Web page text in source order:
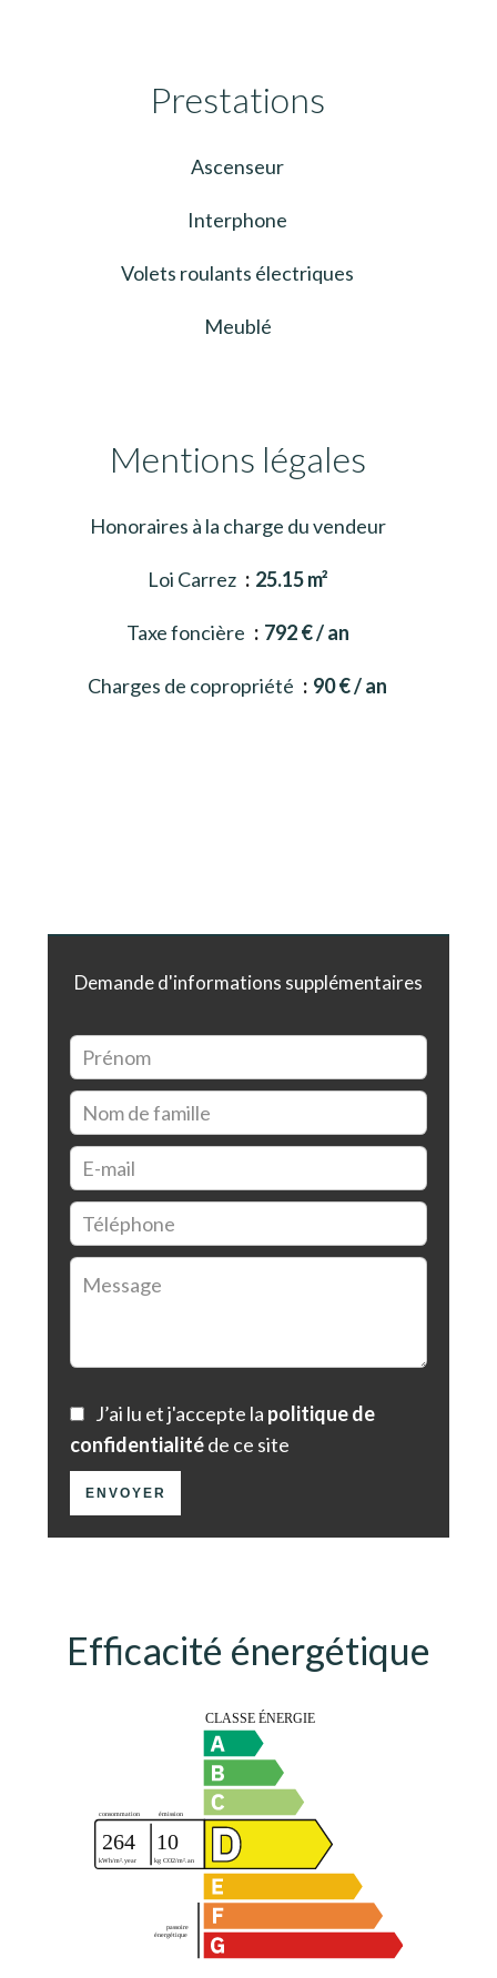
Prestations
Ascenseur
Interphone
Volets roulants électriques
Meublé
Mentions légales
Honoraires à la charge du vendeur
Loi Carrez 25.15 m²
Taxe foncière 792 € / an
Charges de copropriété 90 € / an
Demande d'informations supplémentaires
J’ai lu et j'accepte la politique de
confidentialitéde ce site
ENVOYER
Efficacité énergétique